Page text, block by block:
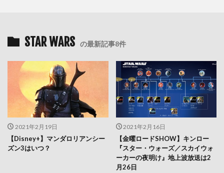
STAR WARS の最新記事8件
2021年2月19日
【Disney+】マンダロリアンシー
ズン3はいつ？
2021年2月16日
【金曜ロードSHOW】キンロー
『スター・ウォーズ／スカイウォ
ーカーの夜明け』地上波放送は2
月26日